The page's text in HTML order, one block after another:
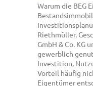
Warum die BEG
Riethmüller,
GmbH & Co. KG
gewerblich
Investition,
Vorteil häufig
Eigentümer